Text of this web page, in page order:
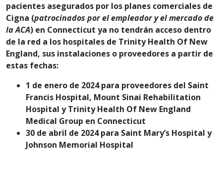
pacientes asegurados por los planes comerciales de
Cigna (patrocinados por el empleador y el mercado de
la ACA) en Connecticut ya no tendrán acceso dentro
de la red a los hospitales de Trinity Health Of New
England, sus instalaciones o proveedores a partir de
estas fechas:
1 de enero de 2024 para proveedores del Saint
Francis Hospital, Mount Sinai Rehabilitation
Hospital y Trinity Health Of New England
Medical Group en Connecticut
30 de abril de 2024 para Saint Mary’s Hospital y
Johnson Memorial Hospital